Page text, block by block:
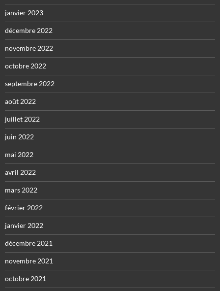
janvier 2023
décembre 2022
novembre 2022
octobre 2022
septembre 2022
août 2022
juillet 2022
juin 2022
mai 2022
avril 2022
mars 2022
février 2022
janvier 2022
décembre 2021
novembre 2021
octobre 2021